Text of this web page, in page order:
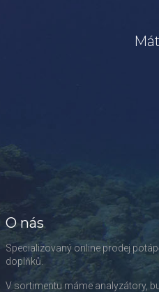
O nás
Specializovaný online prodej
doplňků.
V sortimentu máme analyzátory,